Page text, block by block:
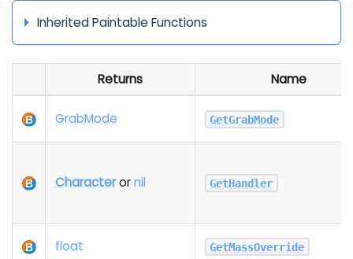
Inherited Paintable Functions
Returns Name
GrabMode GetGrabMode
Characterornil GetHandler
float GetMassOverride